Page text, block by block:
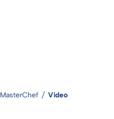
MasterChef Video